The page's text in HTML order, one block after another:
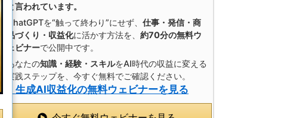
と言われています。
ChatGPTを“触って終わり”にせず、 仕事・発信・商
品づくり・収益化に活かす方法を、 約70分の無料ウ
ェビナーで公開中です。
あなたの知識・経験・スキルをAI時代の収益に変える
実践ステップを、今すぐ無料でご確認ください。
» 生成AI収益化の無料ウェビナーを見る